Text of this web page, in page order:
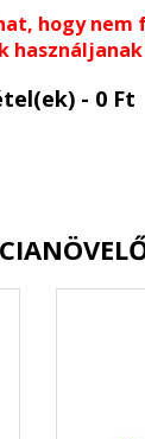
hogy
- 0 Ft